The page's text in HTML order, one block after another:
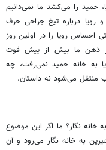
حمید را میکشد ما نمیدانیم
و رویا درباره تیغ جراحی حرف
احساس رویا را در اولین روز
ذهن ما بیش از پیش قوت
به خانه حمید نمیرفت، چه
منتقل میشود نه داستان.
به خانه‌ نگار؟ ما اگر این موضوع
به خانه نگار میرود و آن